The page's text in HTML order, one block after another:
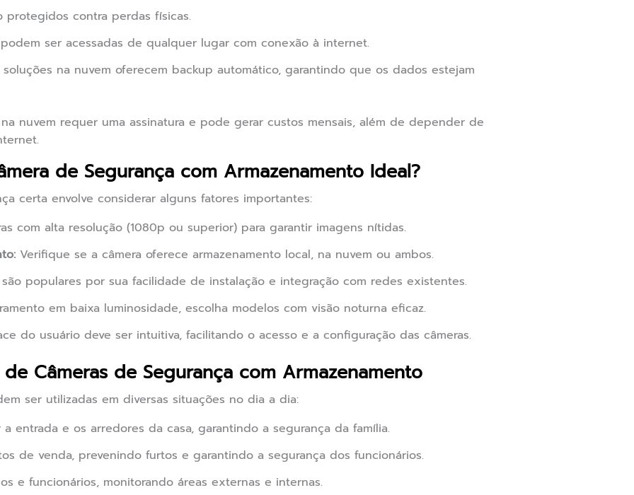
contra perdas físicas.
ser acessadas de qualquer lugar com conexão à internet.
na nuvem oferecem backup automático, garantindo que os dados estejam
nuvem requer uma assinatura e pode gerar custos mensais, além de depender de
de Segurança com Armazenamento Ideal?
certa envolve considerar alguns fatores importantes:
com alta resolução (1080p ou superior) para garantir imagens nítidas.
Verifique se a câmera oferece armazenamento local, na nuvem ou ambos.
populares por sua facilidade de instalação e integração com redes existentes.
em baixa luminosidade, escolha modelos com visão noturna eficaz.
do usuário deve ser intuitiva, facilitando o acesso e a configuração das câmeras.
Câmeras de Segurança com Armazenamento
ser utilizadas em diversas situações no dia a dia:
entrada e os arredores da casa, garantindo a segurança da família.
de venda, prevenindo furtos e garantindo a segurança dos funcionários.
e funcionários, monitorando áreas externas e internas.